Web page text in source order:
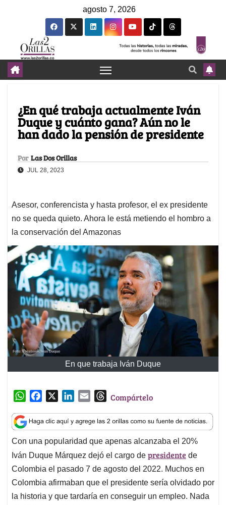
agosto 7, 2026
¿En qué trabaja actualmente Iván
Duque y cuánto gana? Aún no le
han dado la pensión de presidente
Por Las Dos Orillas
JUL 28, 2023
Asesor, conferencista y hasta profesor, el ex presidente
no se queda quieto. Ahora le está metiendo el hombro a
la conservación del Amazonas
En que trabaja Iván Duque
W
a
t
s
A
p
p
c
e
b
o
o
k
n
k
e
d
I
n
a
i
l
T
r
e
a
d
s
Compártelo
Con una popularidad que apenas alcanzaba el 20%
Iván Duque Márquez dejó el cargo de presidente de
Colombia el pasado 7 de agosto del 2022. Muchos en
Colombia afirmaban que el presidente sería olvidado por
la historia y que tardaría en conseguir un empleo. Nada